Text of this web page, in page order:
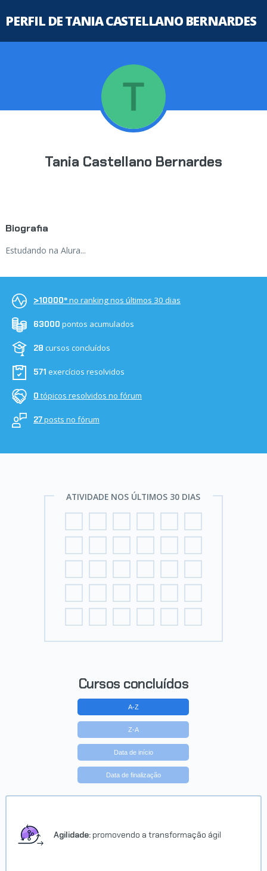
PERFIL DE TANIA CASTELLANO BERNARDES
Tania Castellano Bernardes
Biografia
Estudando na Alura...
>10000ºno ranking nos últimos 30 dias
63000 pontos acumulados
28 cursos concluídos
571 exercícios resolvidos
0 tópicos resolvidos no fórum
27posts no fórum
ATIVIDADE NOS ÚLTIMOS 30 DIAS
Cursos concluídos
A-Z
Z-A
Data de início
Data de finalização
Agilidade: promovendo a transformação ágil